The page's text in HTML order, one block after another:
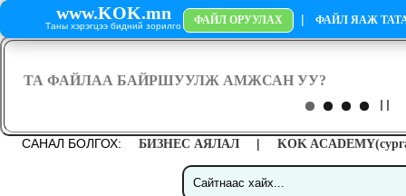
www.KOK.mn
Таны хэрэгцээ бидний зорилго ФАЙЛ ОРУУЛАХ | ФАЙЛ ЯАЖ
САНАЛ БОЛГОХ: БИЗНЕС АЯЛАЛ | KOK